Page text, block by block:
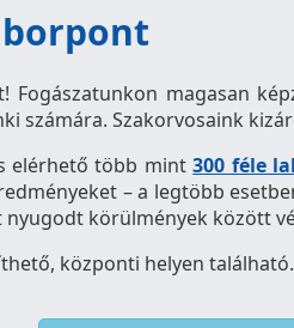
magasan
számára. Szakorvosaink
elérhető több mint300 féle
– a legtöbb
körülmények között
központi helyen található.